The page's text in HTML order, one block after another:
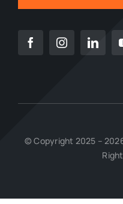
© Copyright 2025 –